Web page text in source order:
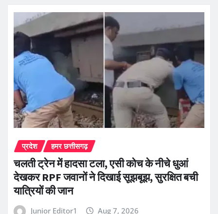
प्रदेश हमर छत्तीसगढ़
चलती ट्रेन में हादसा टला, एसी कोच के नीचे धुआं
देखकर RPF जवानों ने दिखाई सूझबूझ, सुरक्षित बची
यात्रियों की जान
Junior Editor1 Aug 7, 2026